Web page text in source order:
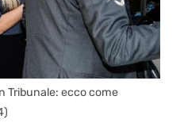
Tribunale: ecco come